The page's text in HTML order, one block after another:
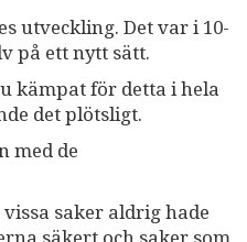
utveckling. Det var i 10-
på ett nytt sätt.
kämpat för detta i hela
det plötsligt.
med de
saker aldrig hade